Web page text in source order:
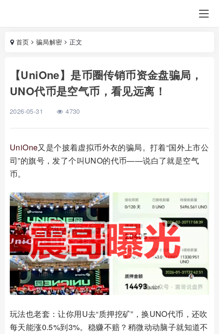
首页 骗局解密 正文
【UniOne】是币圈传销币资金盘骗局，
UNO代币是空气币，看见远离！
2026-05-31 4730
UniOne又是个披着虚拟币外衣的骗局。打着“国外上市公
司”的旗号，发了个叫UNO的代币——说白了就是空气
币。
玩法也老套：让你用U去“质押挖矿”，换UNO代币，还吹
每天能涨0.5%到3%。稳赚不赔？稍微动动脑子就知道不